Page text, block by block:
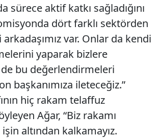
sürece aktif katkı sağladığını
dört farklı sektörden
var. Onlar da kendi
yaparak bizlere
bu değerlendirmeleri
başkanımıza ileteceğiz.”
hiç rakam telaffuz
Ağar, “Biz rakamı
altından kalkamayız.